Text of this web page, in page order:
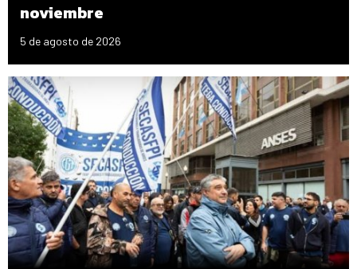
noviembre
5 de agosto de 2026